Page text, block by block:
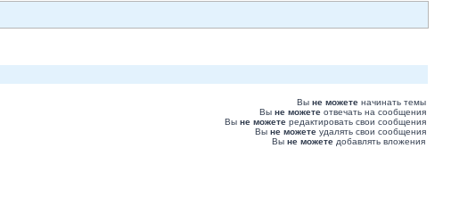
Вы не можете начинать темы
Вы не можете отвечать на сообщения
Вы не можете редактировать свои сообщения
Вы не можете удалять свои сообщения
Вы не можете добавлять вложения